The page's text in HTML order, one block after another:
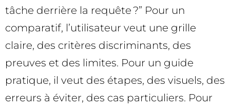
tâche derrière la requête ?” Pour un
comparatif, l’utilisateur veut une grille
claire, des critères discriminants, des
preuves et des limites. Pour un guide
pratique, il veut des étapes, des visuels, des
erreurs à éviter, des cas particuliers. Pour